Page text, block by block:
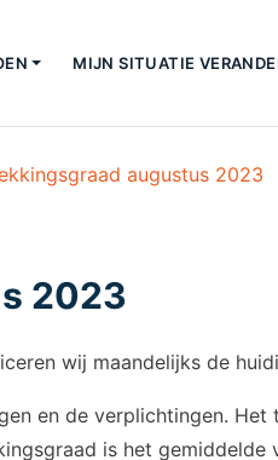
MIJN SITUATIE
augustus 2023
2023
wij maandelijks de
en de verplichtingen.
is het